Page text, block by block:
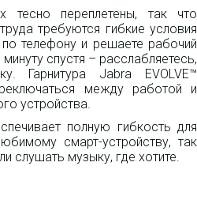
тесно переплетены, так что
требуются гибкие условия
телефону и решаете рабочий
спустя – расслабляетесь,
Гарнитура Jabra EVOLVE™
между работой и
устройства.
полную гибкость для
смарт-устройству, так
слушать музыку, где хотите.